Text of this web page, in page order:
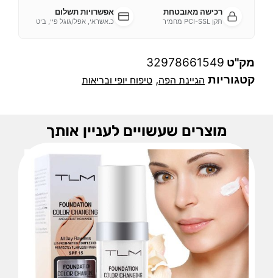
רכישה מאובטחת
תקן PCI-SSL מחמיר
אפשרויות תשלום
כ.אשראי, אפל/גוגל פיי, ביט
מק"ט 32978661549
קטגוריות הגיינת הפה, טיפוח יופי ובריאות
מוצרים שעשויים לעניין אותך